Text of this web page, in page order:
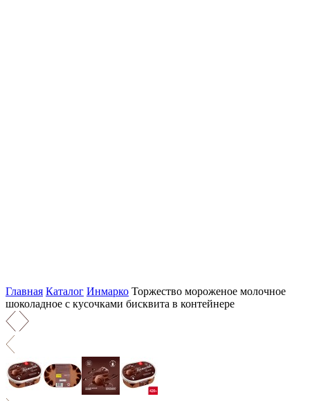
Главная Каталог Инмарко Торжество мороженое молочное
шоколадное c кусочками бисквита в контейнере